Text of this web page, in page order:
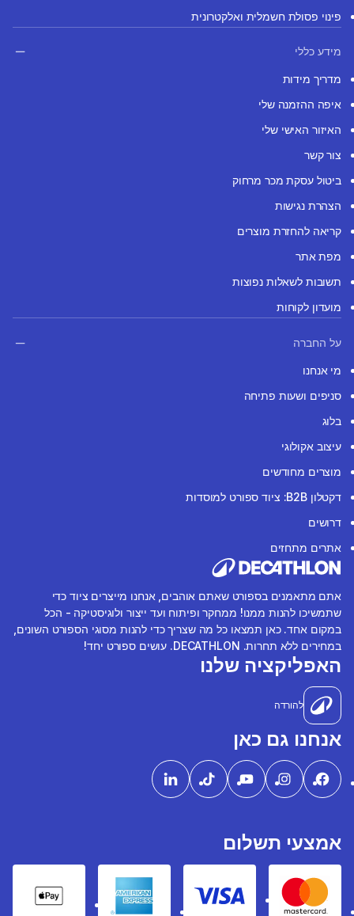
פינוי פסולת חשמלית ואלקטרונית
מידע כללי
מדריך מידות
איפה ההזמנה שלי
האיזור האישי שלי
צור קשר
ביטול עסקת מכר מרחוק
הצהרת נגישות
קריאה להחזרת מוצרים
מפת אתר
תשובות לשאלות נפוצות
מועדון לקוחות
על החברה
מי אנחנו
סניפים ושעות פתיחה
בלוג
עיצוב אקולוגי
מוצרים מחודשים
דקטלון B2B: ציוד ספורט למוסדות
דרושים
אתרים מתחזים
אתם מתאמנים בספורט שאתם אוהבים, אנחנו מייצרים ציוד כדי
שתמשיכו להנות ממנו! ממחקר ופיתוח ועד ייצור ולוגיסטיקה - הכל
במקום אחד. כאן תמצאו כל מה שצריך כדי להנות מסוגי הספורט השונים,
במחירים ללא תחרות. DECATHLON. עושים ספורט יחד!
האפליקציה שלנו
להורדה
אנחנו גם כאן
אמצעי תשלום
Mastercard
Visa
American express
Pay